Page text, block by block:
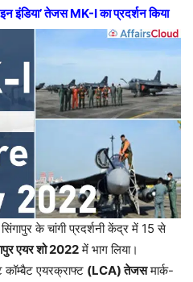
इंडिया’ तेजस MK-I का प्रदर्शन किया
के चांगी प्रदर्शनी केंद्र में 15 से
एयर शो 2022में भाग लिया।
कॉम्बैट एयरक्राफ्ट (LCA) तेजसमार्क-